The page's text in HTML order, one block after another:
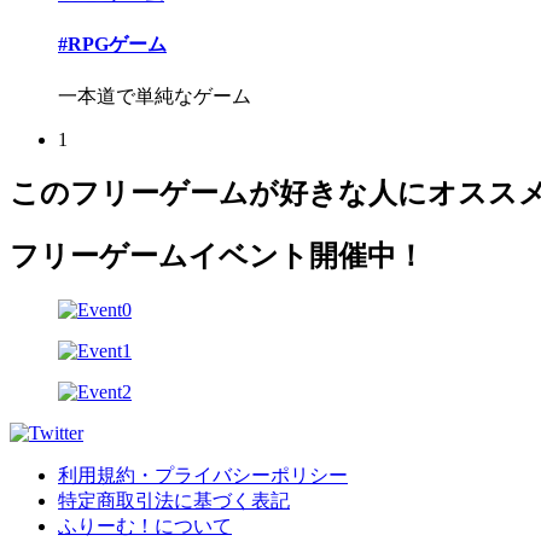
#RPGゲーム
一本道で単純なゲーム
1
このフリーゲームが好きな人にオスス
フリーゲームイベント開催中！
利用規約・プライバシーポリシー
特定商取引法に基づく表記
ふりーむ！について